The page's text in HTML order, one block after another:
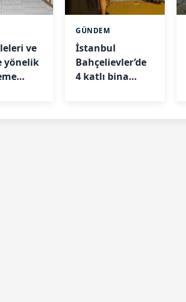
ve
yönelik
GÜNDEM
İstanbul
Bahçelievler’de
4 katlı bina